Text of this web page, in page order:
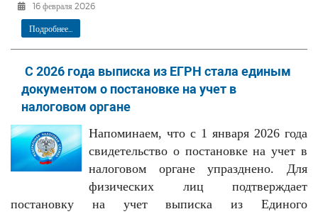
16 февраля 2026
Подробнее...
С 2026 года выписка из ЕГРН стала единым
документом о постановке на учет в
налоговом органе
Напоминаем, что с 1 января 2026 года
свидетельство о постановке на учет в
налоговом органе упразднено. Для
физических лиц подтверждает
постановку на учет выписка из Единого